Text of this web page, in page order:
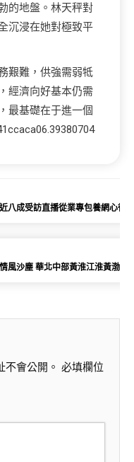
的地盤。林天秤對
沉浸在她對極致平
艱難，供強需弱牴
經濟向好基本仍需
最基礎在于進一個
八成受訪直播從業專包養網心得
風沙塵 華北中部黃淮江淮黃渤海
會公開。 必填欄位